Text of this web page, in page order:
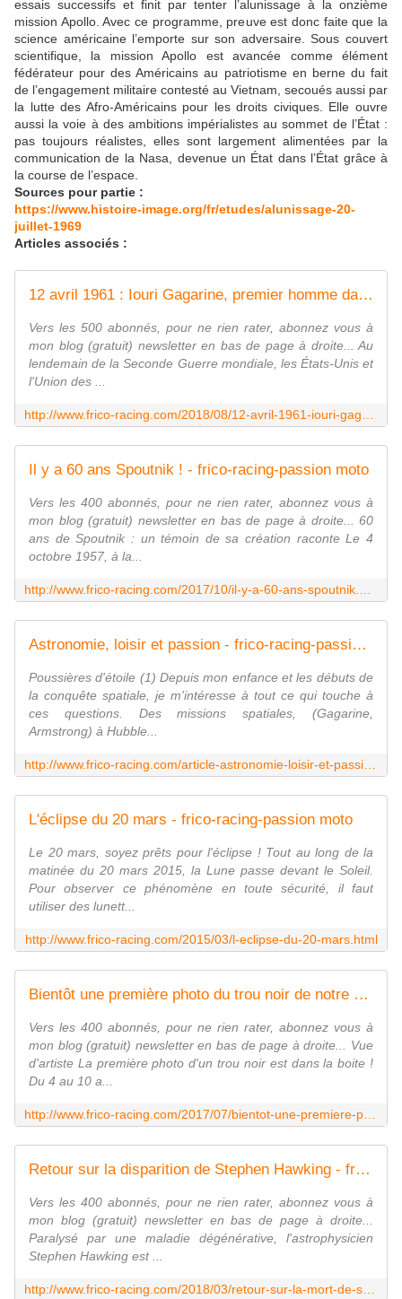
essais successifs et finit par tenter l’alunissage à la onzième
mission Apollo. Avec ce programme, preuve est donc faite que la
science américaine l’emporte sur son adversaire. Sous couvert
scientifique, la mission Apollo est avancée comme élément
fédérateur pour des Américains au patriotisme en berne du fait
de l’engagement militaire contesté au Vietnam, secoués aussi par
la lutte des Afro-Américains pour les droits civiques. Elle ouvre
aussi la voie à des ambitions impérialistes au sommet de l’État :
pas toujours réalistes, elles sont largement alimentées par la
communication de la Nasa, devenue un État dans l’État grâce à
la course de l’espace.
Sources pour partie :
https://www.histoire-image.org/fr/etudes/alunissage-20-
juillet-1969
Articles associés :
12 avril 1961 : Iouri Gagarine, premier homme dans l'espace - frico-racing-passion moto
Vers les 500 abonnés, pour ne rien rater, abonnez vous à
mon blog (gratuit) newsletter en bas de page à droite... Au
lendemain de la Seconde Guerre mondiale, les États-Unis et
l'Union des ...
Il y a 60 ans Spoutnik ! - frico-racing-passion moto
Vers les 400 abonnés, pour ne rien rater, abonnez vous à
mon blog (gratuit) newsletter en bas de page à droite... 60
ans de Spoutnik : un témoin de sa création raconte Le 4
octobre 1957, à la...
Astronomie, loisir et passion - frico-racing-passion moto
Poussières d'étoile (1) Depuis mon enfance et les débuts de
la conquête spatiale, je m'intéresse à tout ce qui touche à
ces questions. Des missions spatiales, (Gagarine,
Armstrong) à Hubble...
L'éclipse du 20 mars - frico-racing-passion moto
Le 20 mars, soyez prêts pour l'éclipse ! Tout au long de la
matinée du 20 mars 2015, la Lune passe devant le Soleil.
Pour observer ce phénomène en toute sécurité, il faut
utiliser des lunett...
http://www.frico-racing.com/2015/03/l-eclipse-du-20-mars.html
Bientôt une première photo du trou noir de notre Galaxie ! - frico-racing-passion moto
Vers les 400 abonnés, pour ne rien rater, abonnez vous à
mon blog (gratuit) newsletter en bas de page à droite... Vue
d'artiste La première photo d'un trou noir est dans la boite !
Du 4 au 10 a...
Retour sur la disparition de Stephen Hawking - frico-racing-passion moto
Vers les 400 abonnés, pour ne rien rater, abonnez vous à
mon blog (gratuit) newsletter en bas de page à droite...
Paralysé par une maladie dégénérative, l'astrophysicien
Stephen Hawking est ...